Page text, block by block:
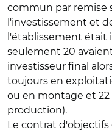
commun par remise
l'investissement et
l'établissement était
seulement 20
investisseur final
toujours en
ou en montage et
production).
Le contrat d'objectifs